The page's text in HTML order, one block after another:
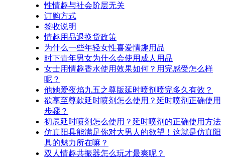
性情趣与社会阶层无关
订购方式
签收说明
情趣用品退换货政策
为什么一些年轻女性喜爱情趣用品
时下青年男女为什么会使用成人用品
女士用情趣香水使用效果如何？用完感受怎么样
呢？
他她爱夜焰九五之尊版延时喷剂喷完多久有效？
欲享至尊款延时喷剂怎么使用？延时喷剂正确使用
步骤？
初辰延时喷剂怎么使用？延时喷剂的正确使用方法
仿真阳具能满足你对大男人的欲望！这就是仿真阳
具的魅力所在嘛？
双人情趣共振器怎么玩才最爽呢？